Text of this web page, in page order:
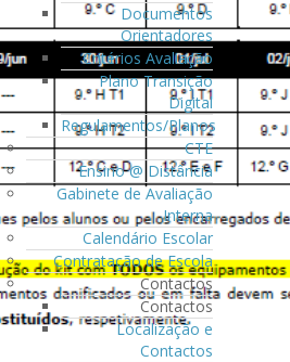
Documentos
Orientadores
Critérios Avaliação
Plano Transição
Digital
Regulamentos/Planos
CTE
Ensino @ Distância
Gabinete de Avaliação
Interna
Calendário Escolar
Contratação de Escola
Contactos
Contactos
Localização e
Contactos